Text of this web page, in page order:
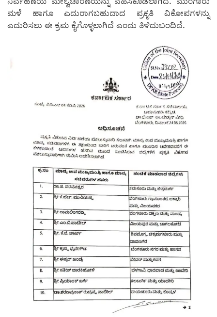
ಮಳೆ ಹಾಗೂ ಎದುರಾಗಬಹುದಾದ ಪ್ರಕೃತಿ ವಿಕೋಪಗಳನ್ನು
ಎದುರಿಸಲು ಈ ಕ್ರಮ ಕೈಗೊಳ್ಳಲಾಗಿದೆ ಎಂದು ತಿಳಿದುಬಂದಿದೆ.